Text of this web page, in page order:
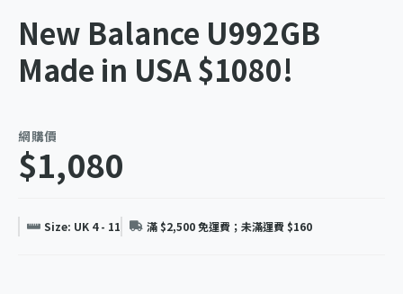
New Balance U992GB
Made in USA $1080!
網購價
$1,080
Size: UK 4 - 11 滿 $2,500 免運費；未滿運費 $160